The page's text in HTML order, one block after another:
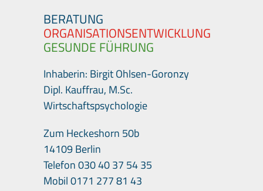
BERATUNG
ORGANISATIONSENTWICKLUNG
GESUNDE FÜHRUNG
Inhaberin: Birgit Ohlsen-Goronzy
Dipl. Kauffrau, M.Sc.
Wirtschaftspsychologie
Zum Heckeshorn 50b
14109 Berlin
Telefon 030 40 37 54 35
Mobil 0171 277 81 43